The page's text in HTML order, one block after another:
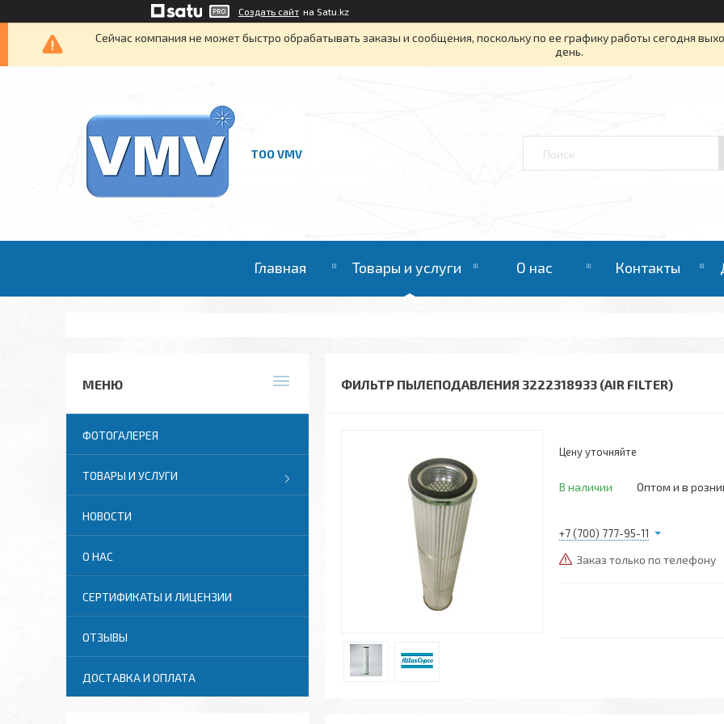
Создать сайт на Satu.kz
Сейчас компания не может быстро обрабатывать заказы и сообщения, поскольку по ее графику работы сегодня
день.
ТОО VMV
Главная Товары и услуги О нас Контакты
ФИЛЬТР ПЫЛЕПОДАВЛЕНИЯ 3222318933 (AIR FILTER)
Цену уточняйте
В наличии Оптом и в
+7 (700) 777-95-11
Заказ только по телефону
ФОТОГАЛЕРЕЯ
ТОВАРЫ И УСЛУГИ
НОВОСТИ
О НАС
СЕРТИФИКАТЫ И ЛИЦЕНЗИИ
ОТЗЫВЫ
ДОСТАВКА И ОПЛАТА